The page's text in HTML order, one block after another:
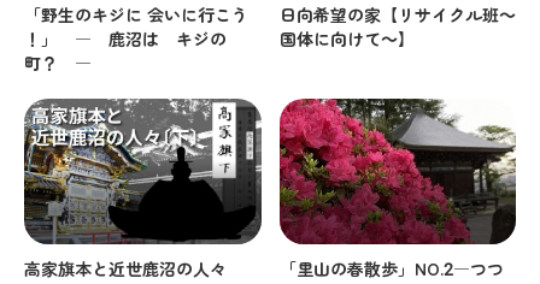
「野生のキジに 会いに行こう
！」 ― 鹿沼は キジの
町？ ―
日向希望の家【リサイクル班～
国体に向けて～】
高家旗本と近世鹿沼の人々
「里山の春散歩」NO.2―つつ